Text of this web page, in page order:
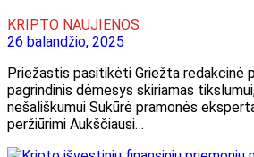
KRIPTO NAUJIENOS
26 balandžio, 2025
Priežastis pasitikėti Griežta redakcinė
pagrindinis dėmesys skiriamas
nešališkumui Sukūrė pramonės
peržiūrimi Aukščiausi…